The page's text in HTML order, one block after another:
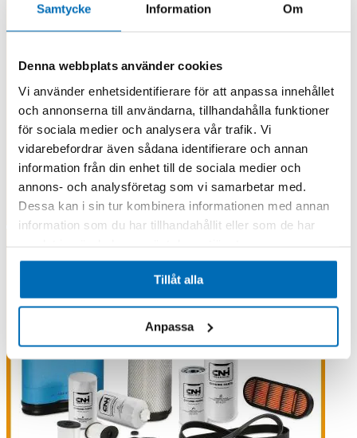
Samtycke Information Om
Denna webbplats använder cookies
Vi använder enhetsidentifierare för att anpassa innehållet
och annonserna till användarna, tillhandahålla funktioner
för sociala medier och analysera vår trafik. Vi
vidarebefordrar även sådana identifierare och annan
information från din enhet till de sociala medier och
annons- och analysföretag som vi samarbetar med.
Dessa kan i sin tur kombinera informationen med annan
information som du har tillhandahållit eller som de har
Tillåt alla
Anpassa